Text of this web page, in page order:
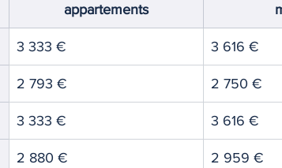
appartements
3 333 € 3 616 €
2 793 € 2 750 €
3 333 € 3 616 €
2 880 € 2 959 €